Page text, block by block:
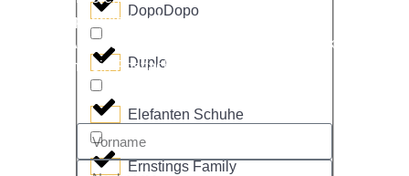
DopoDopo
Duplo
Elefanten Schuhe
Ernstings Family
spannende Informationen, exklusive
Angebote und interessante Themen direkt
in dein Postfach.